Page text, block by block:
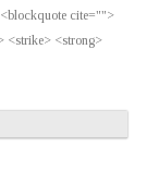
cite="">
<strike> <strong>